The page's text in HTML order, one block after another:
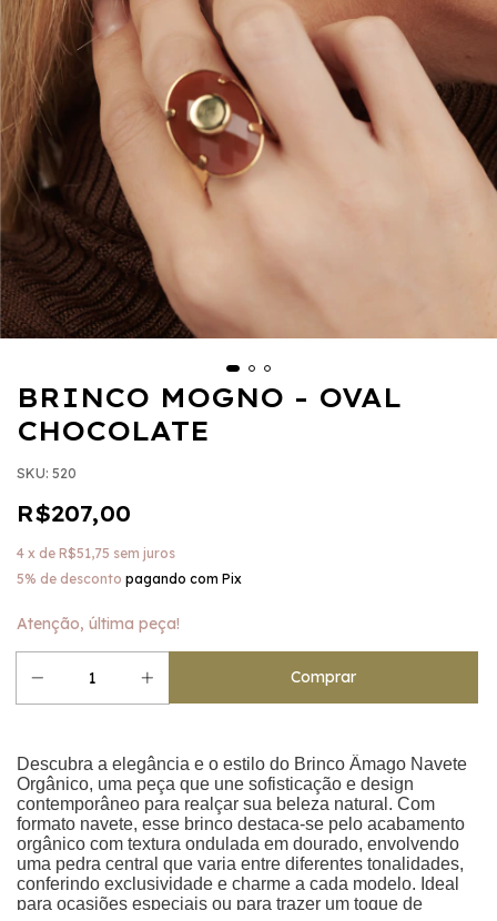
BRINCO MOGNO - OVAL
CHOCOLATE
SKU: 520
R$207,00
4 x de R$51,75 sem juros
5% de desconto pagando com Pix
Atenção, última peça!
Descubra a elegância e o estilo do Brinco Âmago Navete
Orgânico, uma peça que une sofisticação e design
contemporâneo para realçar sua beleza natural. Com
formato navete, esse brinco destaca-se pelo acabamento
orgânico com textura ondulada em dourado, envolvendo
uma pedra central que varia entre diferentes tonalidades,
conferindo exclusividade e charme a cada modelo. Ideal
para ocasiões especiais ou para trazer um toque de